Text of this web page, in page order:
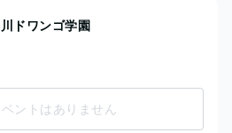
ドワンゴ学園
ントはありません